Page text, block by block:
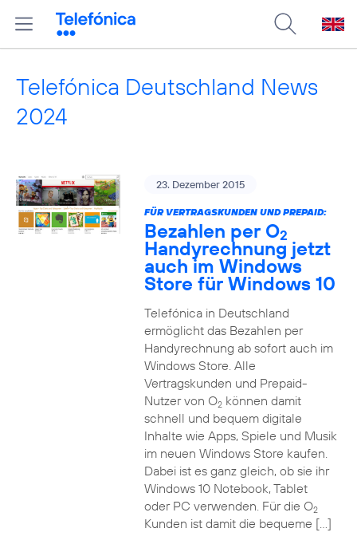
Telefónica Deutschland News
2024
23. Dezember 2015
FÜR VERTRAGSKUNDEN UND PREPAID:
Bezahlen per O2
Handyrechnung jetzt
auch im Windows
Store für Windows 10
Telefónica in Deutschland
ermöglicht das Bezahlen per
Handyrechnung ab sofort auch im
Windows Store. Alle
Vertragskunden und Prepaid-
Nutzer von O2können damit
schnell und bequem digitale
Inhalte wie Apps, Spiele und Musik
im neuen Windows Store kaufen.
Dabei ist es ganz gleich, ob sie ihr
Windows 10 Notebook, Tablet
oder PC verwenden. Für die O2
Kunden ist damit die bequeme […]